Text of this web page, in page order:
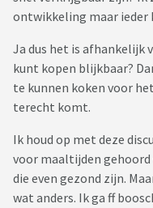
ontwikkeling maar ieder
Ja dus het is afhankelijk
kunt kopen blijkbaar?
te kunnen koken voor
terecht komt.
Ik houd op met deze
voor maaltijden
die even gezond zijn.
wat anders. Ik ga ff